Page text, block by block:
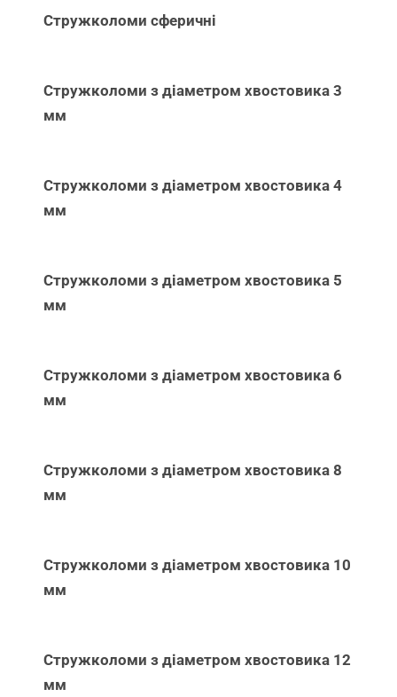
Стружколоми сферичні
Стружколоми з діаметром хвостовика 3
мм
Стружколоми з діаметром хвостовика 4
мм
Стружколоми з діаметром хвостовика 5
мм
Стружколоми з діаметром хвостовика 6
мм
Стружколоми з діаметром хвостовика 8
мм
Стружколоми з діаметром хвостовика 10
мм
Стружколоми з діаметром хвостовика 12
мм